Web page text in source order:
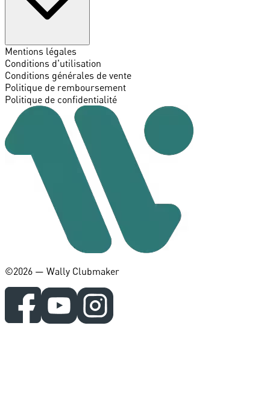
Mentions légales
Conditions d'utilisation
Conditions générales de vente
Politique de remboursement
Politique de confidentialité
©️2026 — Wally Clubmaker